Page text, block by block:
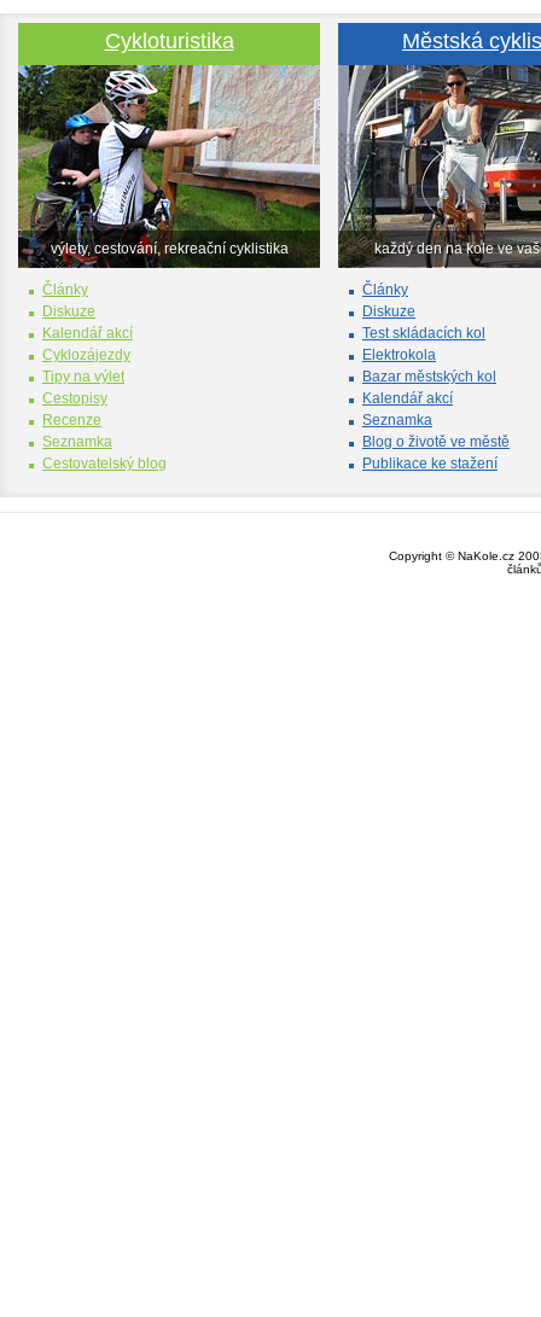
Cykloturistika
výlety, cestování, rekreační cyklistika
Články
Diskuze
Kalendář akcí
Cyklozájezdy
Tipy na výlet
Cestopisy
Recenze
Seznamka
Cestovatelský blog
Městská
každý den na kole ve
Články
Diskuze
Test skládacích kol
Elektrokola
Bazar městských kol
Kalendář akcí
Seznamka
Blog o životě ve městě
Publikace ke stažení
Copyright © NaKole.cz